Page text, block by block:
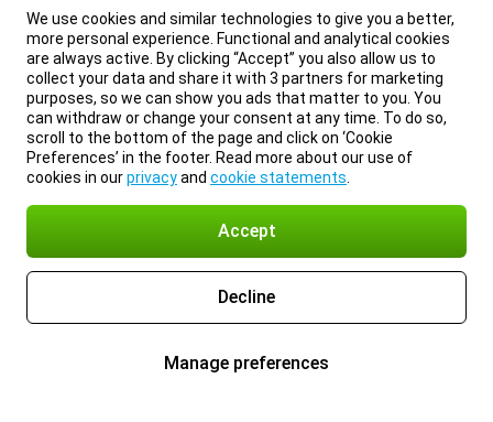
We use cookies and similar technologies to give you a better,
more personal experience. Functional and analytical cookies
are always active. By clicking “Accept” you also allow us to
collect your data and share it with 3 partners for marketing
purposes, so we can show you ads that matter to you. You
can withdraw or change your consent at any time. To do so,
scroll to the bottom of the page and click on ‘Cookie
Preferences’ in the footer. Read more about our use of
cookies in ourprivacyand cookie statements
Accept
Decline
Manage preferences